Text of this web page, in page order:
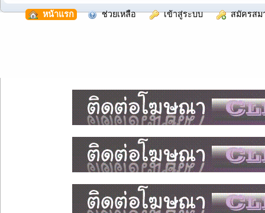
หน้าแรก ช่วยเหลือ เข้าสู่ระบบ สมัครสม